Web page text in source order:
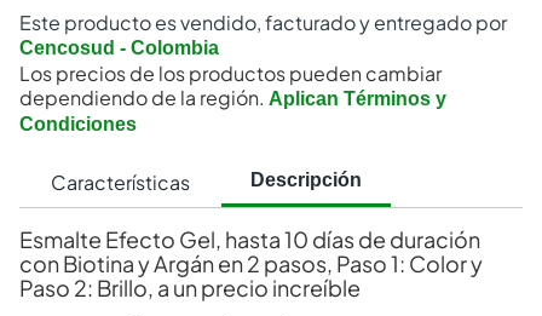
Este producto es vendido, facturado y entregado por
Cencosud - Colombia
Los precios de los productos pueden cambiar
dependiendo de la región. Aplican Términos y
Condiciones
Características Descripción
Esmalte Efecto Gel, hasta 10 días de duración
con Biotina y Argán en 2 pasos, Paso 1: Color y
Paso 2: Brillo, a un precio increíble